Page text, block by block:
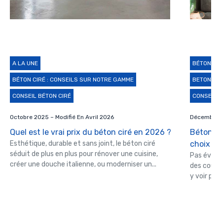
A LA UNE
BÉTON CIRÉ : CONSEILS SUR NOTRE GAMME
CONSEIL BÉTON CIRÉ
Octobre 2025 – Modifié En Avril 2026
Quel est le vrai prix du béton ciré en 2026 ?
Esthétique, durable et sans joint, le béton ciré
séduit de plus en plus pour rénover une cuisine,
créer une douche italienne, ou moderniser un...
BÉTON
BETON
CONSEIL
Décembre
Béton
choix ?
Pas
des
y voir